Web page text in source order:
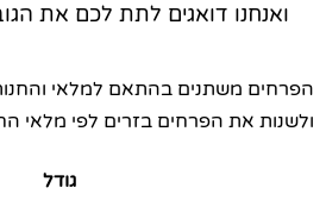
ואנחנו דואגים לתת לכם את
הפרחים משתנים בהתאם למלאי
ולשנות את הפרחים בזרים לפי מלאי
גודל